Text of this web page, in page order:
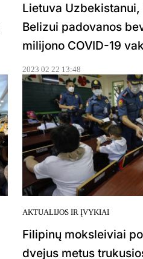
Lietuva
Belizui padovanos
milijono COVID-19
2023 02 22 13:48
AKTUALIJOS IR ĮVYKIAI
Filipinų moksleiviai
dvejus metus